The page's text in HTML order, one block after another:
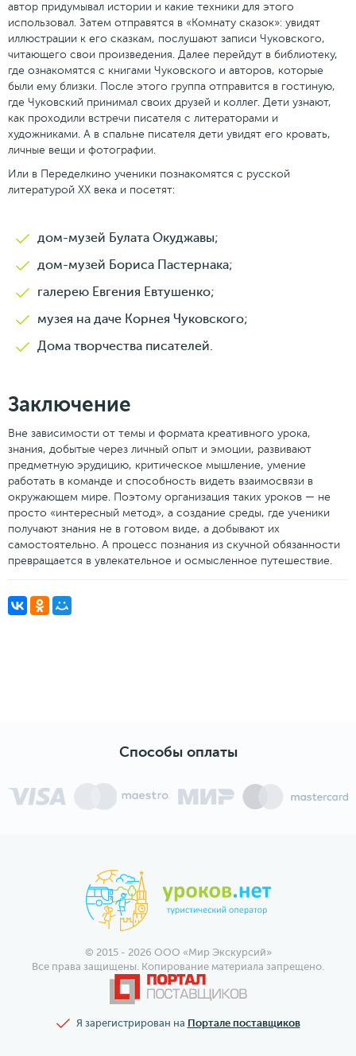
автор придумывал истории и какие техники для этого
использовал. Затем отправятся в «Комнату сказок»: увидят
иллюстрации к его сказкам, послушают записи Чуковского,
читающего свои произведения. Далее перейдут в библиотеку,
где ознакомятся с книгами Чуковского и авторов, которые
были ему близки. После этого группа отправится в гостиную,
где Чуковский принимал своих друзей и коллег. Дети узнают,
как проходили встречи писателя с литераторами и
художниками. А в спальне писателя дети увидят его кровать,
личные вещи и фотографии.
Или в Переделкино ученики познакомятся с русской
литературой ХХ века и посетят:
дом-музей Булата Окуджавы;
дом-музей Бориса Пастернака;
галерею Евгения Евтушенко;
музея на даче Корнея Чуковского;
Дома творчества писателей.
Заключение
Вне зависимости от темы и формата креативного урока,
знания, добытые через личный опыт и эмоции, развивают
предметную эрудицию, критическое мышление, умение
работать в команде и способность видеть взаимосвязи в
окружающем мире. Поэтому организация таких уроков — не
просто «интересный метод», а создание среды, где ученики
получают знания не в готовом виде, а добывают их
самостоятельно. А процесс познания из скучной обязанности
превращается в увлекательное и осмысленное путешествие.
Способы оплаты
© 2015 - 2026 ООО «Мир Экскурсий»
Все права защищены. Копирование материала запрещено.
Я зарегистрирован на Портале поставщиков